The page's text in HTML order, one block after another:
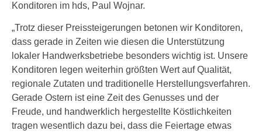
Konditoren im hds, Paul Wojnar.
„Trotz dieser Preissteigerungen betonen wir Konditoren,
dass gerade in Zeiten wie diesen die Unterstützung
lokaler Handwerksbetriebe besonders wichtig ist. Unsere
Konditoren legen weiterhin größten Wert auf Qualität,
regionale Zutaten und traditionelle Herstellungsverfahren.
Gerade Ostern ist eine Zeit des Genusses und der
Freude, und handwerklich hergestellte Köstlichkeiten
tragen wesentlich dazu bei, dass die Feiertage etwas